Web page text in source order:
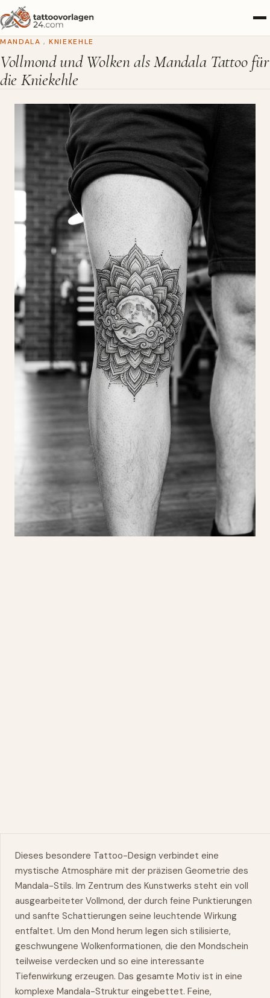
MANDALA , KNIEKEHLE
Vollmond und Wolken als Mandala Tattoo für
die Kniekehle
Dieses besondere Tattoo-Design verbindet eine
mystische Atmosphäre mit der präzisen Geometrie des
Mandala-Stils. Im Zentrum des Kunstwerks steht ein voll
ausgearbeiteter Vollmond, der durch feine Punktierungen
und sanfte Schattierungen seine leuchtende Wirkung
entfaltet. Um den Mond herum legen sich stilisierte,
geschwungene Wolkenformationen, die den Mondschein
teilweise verdecken und so eine interessante
Tiefenwirkung erzeugen. Das gesamte Motiv ist in eine
komplexe Mandala-Struktur eingebettet. Feine,